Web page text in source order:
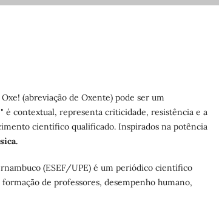
(abreviação de Oxente) pode ser um
é contextual, representa criticidade, resistência e a
científico qualificado. Inspirados na potência
(ESEF/UPE) é um periódico científico
de professores, desempenho humano,